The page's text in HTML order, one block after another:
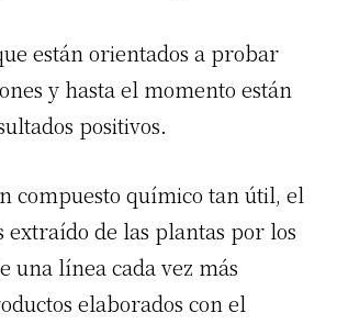
están orientados a probar
y hasta el momento están
positivos.
compuesto químico tan útil, el
extraído de las plantas por los
una línea cada vez más
elaborados con el